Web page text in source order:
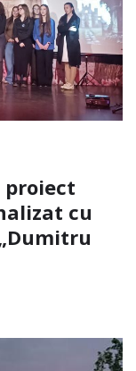
proiect
cu